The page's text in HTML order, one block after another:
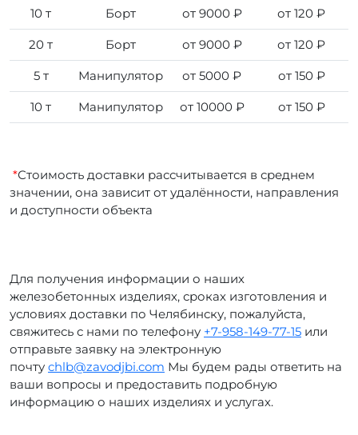
10 т Борт от 9000 ₽ от 120 ₽
20 т Борт от 9000 ₽ от 120 ₽
5 т Манипулятор от 5000 ₽ от 150 ₽
10 т Манипулятор от 10000 ₽ от 150 ₽
*Стоимость доставки рассчитывается в среднем
значении, она зависит от удалённости, направления
и доступности объекта
Для получения информации о наших
железобетонных изделиях, сроках изготовления и
условиях доставки по Челябинску, пожалуйста,
свяжитесь с нами по телефону +7-958-149-77-15 или
отправьте заявку на электронную
почту chlb@zavodjbi.com Мы будем рады ответить на
ваши вопросы и предоставить подробную
информацию о наших изделиях и услугах.